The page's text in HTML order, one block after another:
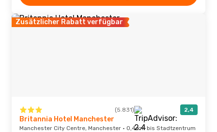
Zusätzlicher Rabatt verfügbar
(5.831) 2,4
Britannia Hotel Manchester
Manchester City Centre, Manchester · 0,4 km bis Stadtzentrum